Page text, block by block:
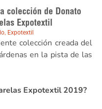
colección de Donato
Expotextil
, Expotextil
colección creada del
en la pista de las
Expotextil 2019?